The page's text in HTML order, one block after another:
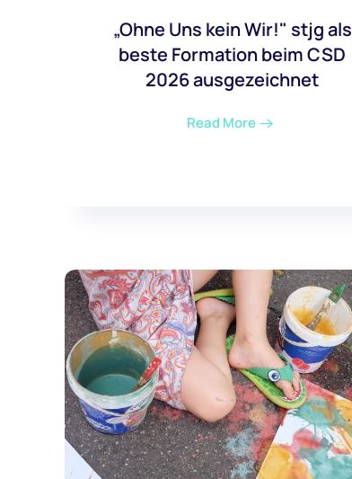
„Ohne Uns kein Wir!" stjg als
beste Formation beim CSD
2026 ausgezeichnet
Read More